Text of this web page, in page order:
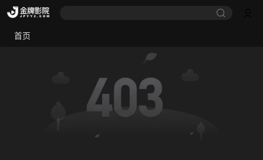
首页